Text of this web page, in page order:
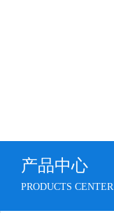
产品中心
PRODUCTS CENTER